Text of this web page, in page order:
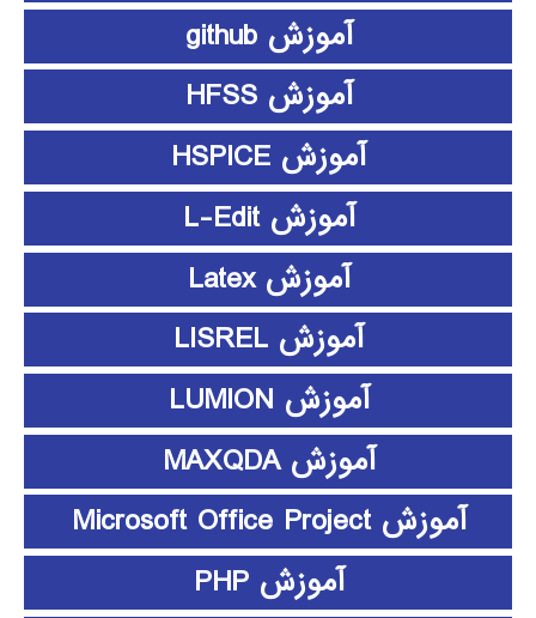
آموزش github
آموزش HFSS
آموزش HSPICE
آموزش L-Edit
آموزش Latex
آموزش LISREL
آموزش LUMION
آموزش MAXQDA
آموزش Microsoft Office Project
آموزش PHP